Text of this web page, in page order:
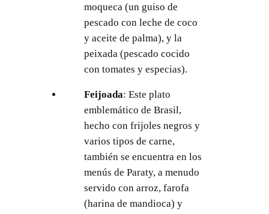
moqueca (un guiso de
pescado con leche de coco
y aceite de palma), y la
peixada (pescado cocido
con tomates y especias).
Feijoada: Este plato
emblemático de Brasil,
hecho con frijoles negros y
varios tipos de carne,
también se encuentra en los
menús de Paraty, a menudo
servido con arroz, farofa
(harina de mandioca) y